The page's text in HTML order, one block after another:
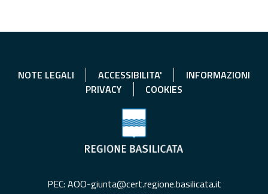
NOTE LEGALI ACCESSIBILITA'
INFORMAZIONI
PRIVACY
COOKIES
PEC: AOO-giunta@cert.regione.basilicata.it